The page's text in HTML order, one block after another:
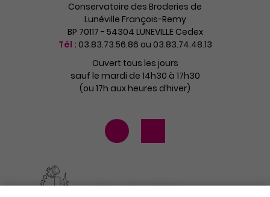
Conservatoire des Broderies de
Lunéville François-Remy
BP 70117 - 54304 LUNEVILLE Cedex
Tél : 03.83.73.56.86 ou 03.83.74.48.13
Ouvert tous les jours
sauf le mardi de 14h30 à 17h30
(ou 17h aux heures d’hiver)